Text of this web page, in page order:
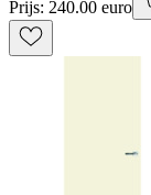
Prijs: 240.00 euro